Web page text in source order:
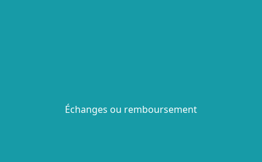
Échanges ou remboursement